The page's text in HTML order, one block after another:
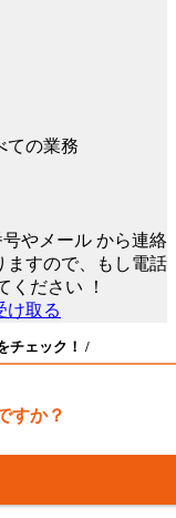
ての業務
やメール から連絡
ますので、もし電話
ください ！
チェック！ /
すか？